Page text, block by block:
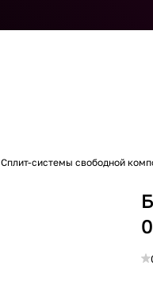
Сплит-системы свободной